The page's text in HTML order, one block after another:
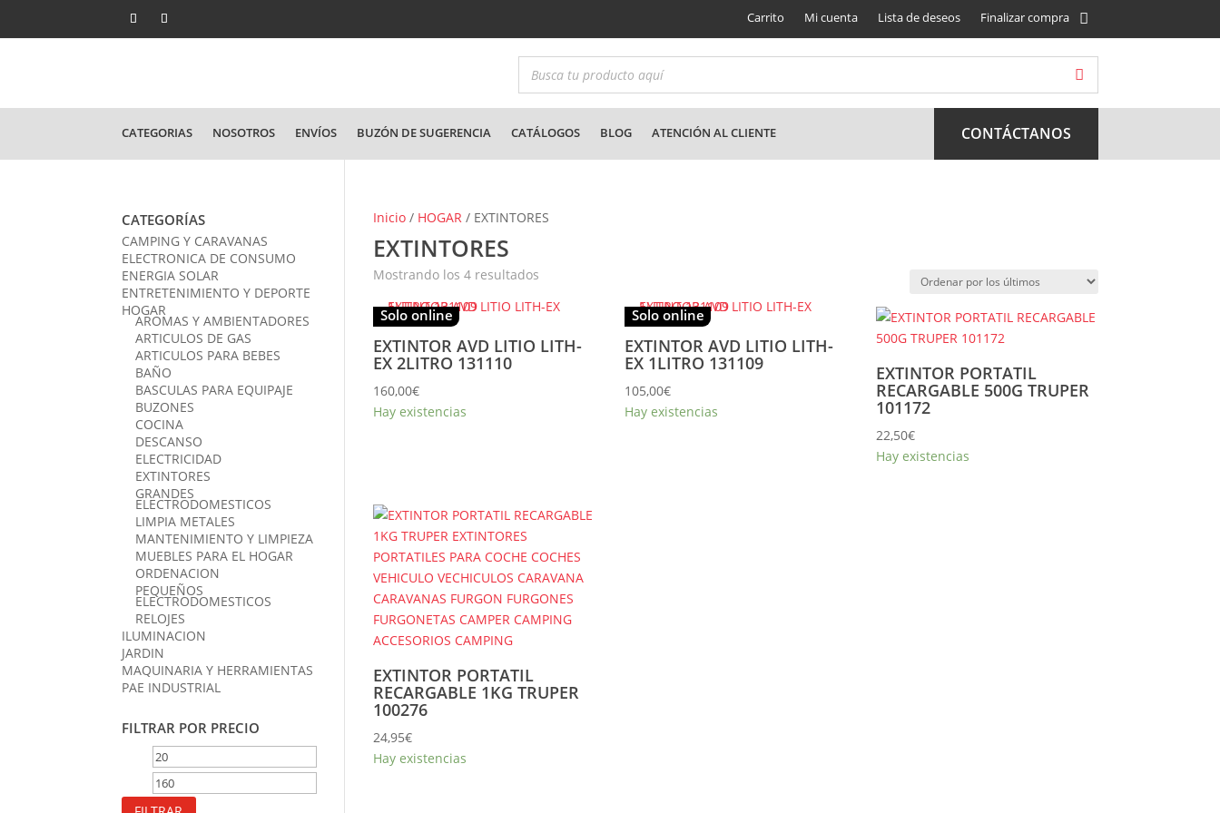
Carrito Mi cuenta Lista de deseos Finalizar compra
CATEGORIAS NOSOTROS ENVÍOS BUZÓN DE SUGERENCIA CATÁLOGOS BLOG ATENCIÓN AL CLIENTE CONTÁCTANOS
Inicio / HOGAR / EXTINTORES
EXTINTORES
Mostrando los 4 resultados
últimos
Solo online
EXTINTOR AVD LITIO LITH-
EX 2LITRO 131110
160,00€
Hay existencias
Solo online
EXTINTOR AVD LITIO LITH-
EX 1LITRO 131109
105,00€
Hay existencias
EXTINTOR PORTATIL
RECARGABLE 500G TRUPER
101172
22,50€
Hay existencias
EXTINTOR PORTATIL
RECARGABLE 1KG TRUPER
100276
24,95€
Hay existencias
CATEGORÍAS
CAMPING Y CARAVANAS
ELECTRONICA DE CONSUMO
ENERGIA SOLAR
ENTRETENIMIENTO Y DEPORTE
HOGAR
AROMAS Y AMBIENTADORES
ARTICULOS DE GAS
ARTICULOS PARA BEBES
BAÑO
BASCULAS PARA EQUIPAJE
BUZONES
COCINA
DESCANSO
ELECTRICIDAD
EXTINTORES
GRANDES
ELECTRODOMESTICOS
LIMPIA METALES
MANTENIMIENTO Y LIMPIEZA
MUEBLES PARA EL HOGAR
ORDENACION
PEQUEÑOS
ELECTRODOMESTICOS
RELOJES
ILUMINACION
JARDIN
MAQUINARIA Y HERRAMIENTAS
PAE INDUSTRIAL
FILTRAR POR PRECIO
Precio
mínimo